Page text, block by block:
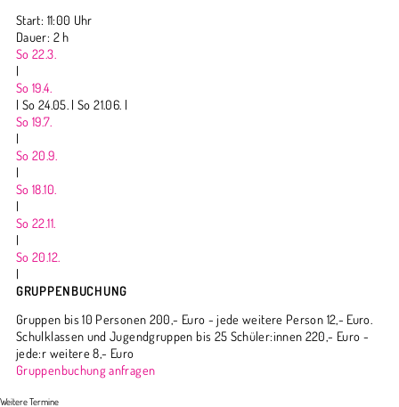
Start: 11:00 Uhr
Dauer: 2 h
So 22.3.
|
So 19.4.
| So 24.05. | So 21.06. |
So 19.7.
|
So 20.9.
|
So 18.10.
|
So 22.11.
|
So 20.12.
|
GRUPPENBUCHUNG
Gruppen bis 10 Personen 200,- Euro - jede weitere Person 12,- Euro.
Schulklassen und Jugendgruppen bis 25 Schüler:innen 220,- Euro -
jede:r weitere 8,- Euro
Gruppenbuchung anfragen